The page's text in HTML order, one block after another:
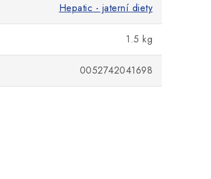
Hepatic - jaterní diety
1.5 kg
0052742041698